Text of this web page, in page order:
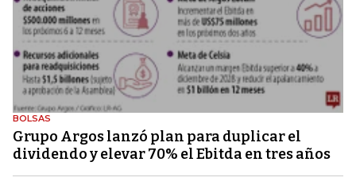
BOLSAS
Grupo Argos lanzó plan para duplicar el
dividendo y elevar 70% el Ebitda en tres años